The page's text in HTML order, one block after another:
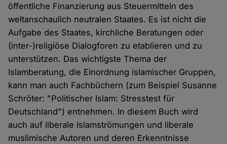
öffentliche Finanzierung aus Steuermitteln des
weltanschaulich neutralen Staates. Es ist nicht die
Aufgabe des Staates, kirchliche Beratungen oder
(inter-)religiöse Dialogforen zu etablieren und zu
unterstützen. Das wichtigste Thema der
Islamberatung, die Einordnung islamischer Gruppen,
kann man auch Fachbüchern (zum Beispiel Susanne
Schröter: "Politischer Islam: Stresstest für
Deutschland") entnehmen. In diesem Buch wird
auch auf liberale Islamströmungen und liberale
muslimische Autoren und deren Erkenntnisse